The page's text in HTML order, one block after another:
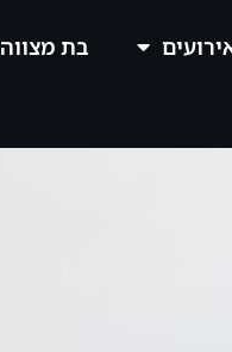
בת מצווה